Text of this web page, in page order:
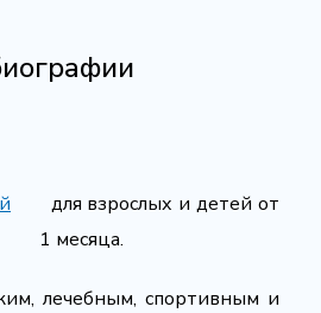
для взрослых и детей от
1 месяца.
лечебным, спортивным и